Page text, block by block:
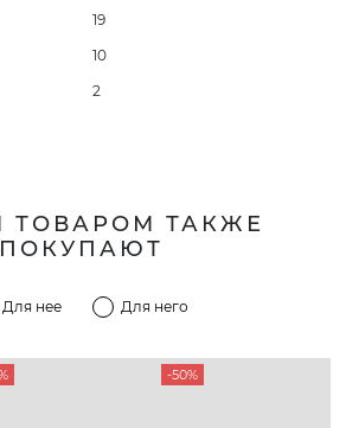
19
10
2
ТОВАРОМ ТАКЖЕ
ПОКУПАЮТ
Для нее Для него
-50%